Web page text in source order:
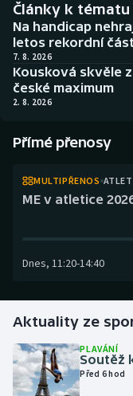
Biatlon
Boby a skeleton
Box
Curling
Dostihy
Gymnastika
Házená
Aplikace ČT sport
AZ kvíz
Články k tématu
Na handicap
letos rekordní
7. 8. 2026
Kousková skvěle
české maximum
2. 8. 2026
Přímé přenosy
MULTIPŘENOS
ME v atletice
Dnes, 11:20-14:40
Aktuality ze
PLAVÁNÍ
Soutěž
Před 6 hod